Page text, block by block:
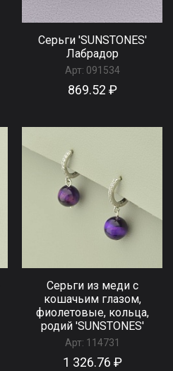
Серьги 'SUNSTONES'
Лабрадор
Арт: 091534
869.52 ₽
Серьги из меди с
кошачьим глазом,
фиолетовые, кольца,
родий 'SUNSTONES'
Арт: 114731
1 326.76 ₽